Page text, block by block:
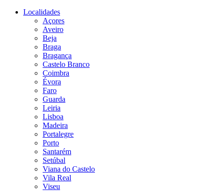
Localidades
Açores
Aveiro
Beja
Braga
Bragança
Castelo Branco
Coimbra
Évora
Faro
Guarda
Leiria
Lisboa
Madeira
Portalegre
Porto
Santarém
Setúbal
Viana do Castelo
Vila Real
Viseu